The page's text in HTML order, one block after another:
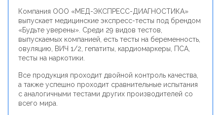
Компания ООО «МЕД-ЭКСПРЕСС-ДИАГНОСТИКА»
выпускает медицинские экспресс-тесты под брендом
«Будьте уверены». Среди 29 видов тестов,
выпускаемых компанией, есть тесты на беременность,
овуляцию, ВИЧ 1/2, гепатиты, кардиомаркеры, ПСА,
тесты на наркотики.
Все продукция проходит двойной контроль качества,
а также успешно проходит сравнительные испытания
с аналогичными тестами других производителей со
всего мира.